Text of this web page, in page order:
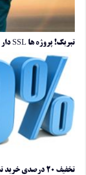
تبریک! پروژه ها SSL دار شد…
تخفیف ۲۰ درصدی خرید تمامی پروژه ها